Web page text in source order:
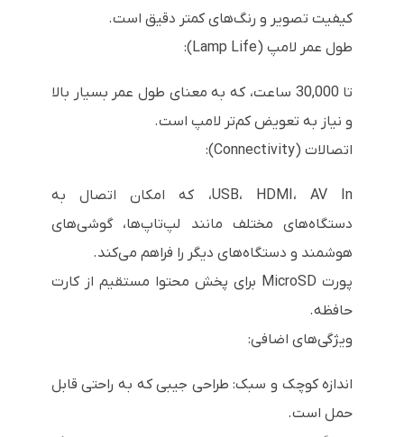
کیفیت تصویر و رنگ‌های کمتر دقیق است.
طول عمر لامپ (Lamp Life):
تا 30,000 ساعت، که به معنای طول عمر بسیار بالا
و نیاز به تعویض کم‌تر لامپ است.
اتصالات (Connectivity):
USB، HDMI، AV In، که امکان اتصال به
دستگاه‌های مختلف مانند لپ‌تاپ‌ها، گوشی‌های
هوشمند و دستگاه‌های دیگر را فراهم می‌کند.
پورت MicroSD برای پخش محتوا مستقیم از کارت
حافظه.
ویژگی‌های اضافی:
اندازه کوچک و سبک: طراحی جیبی که به راحتی قابل
حمل است.